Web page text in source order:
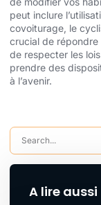
peut inclure
covoiturage, le
crucial de répondre
de respecter les
prendre des
à l’avenir.
A lire aussi